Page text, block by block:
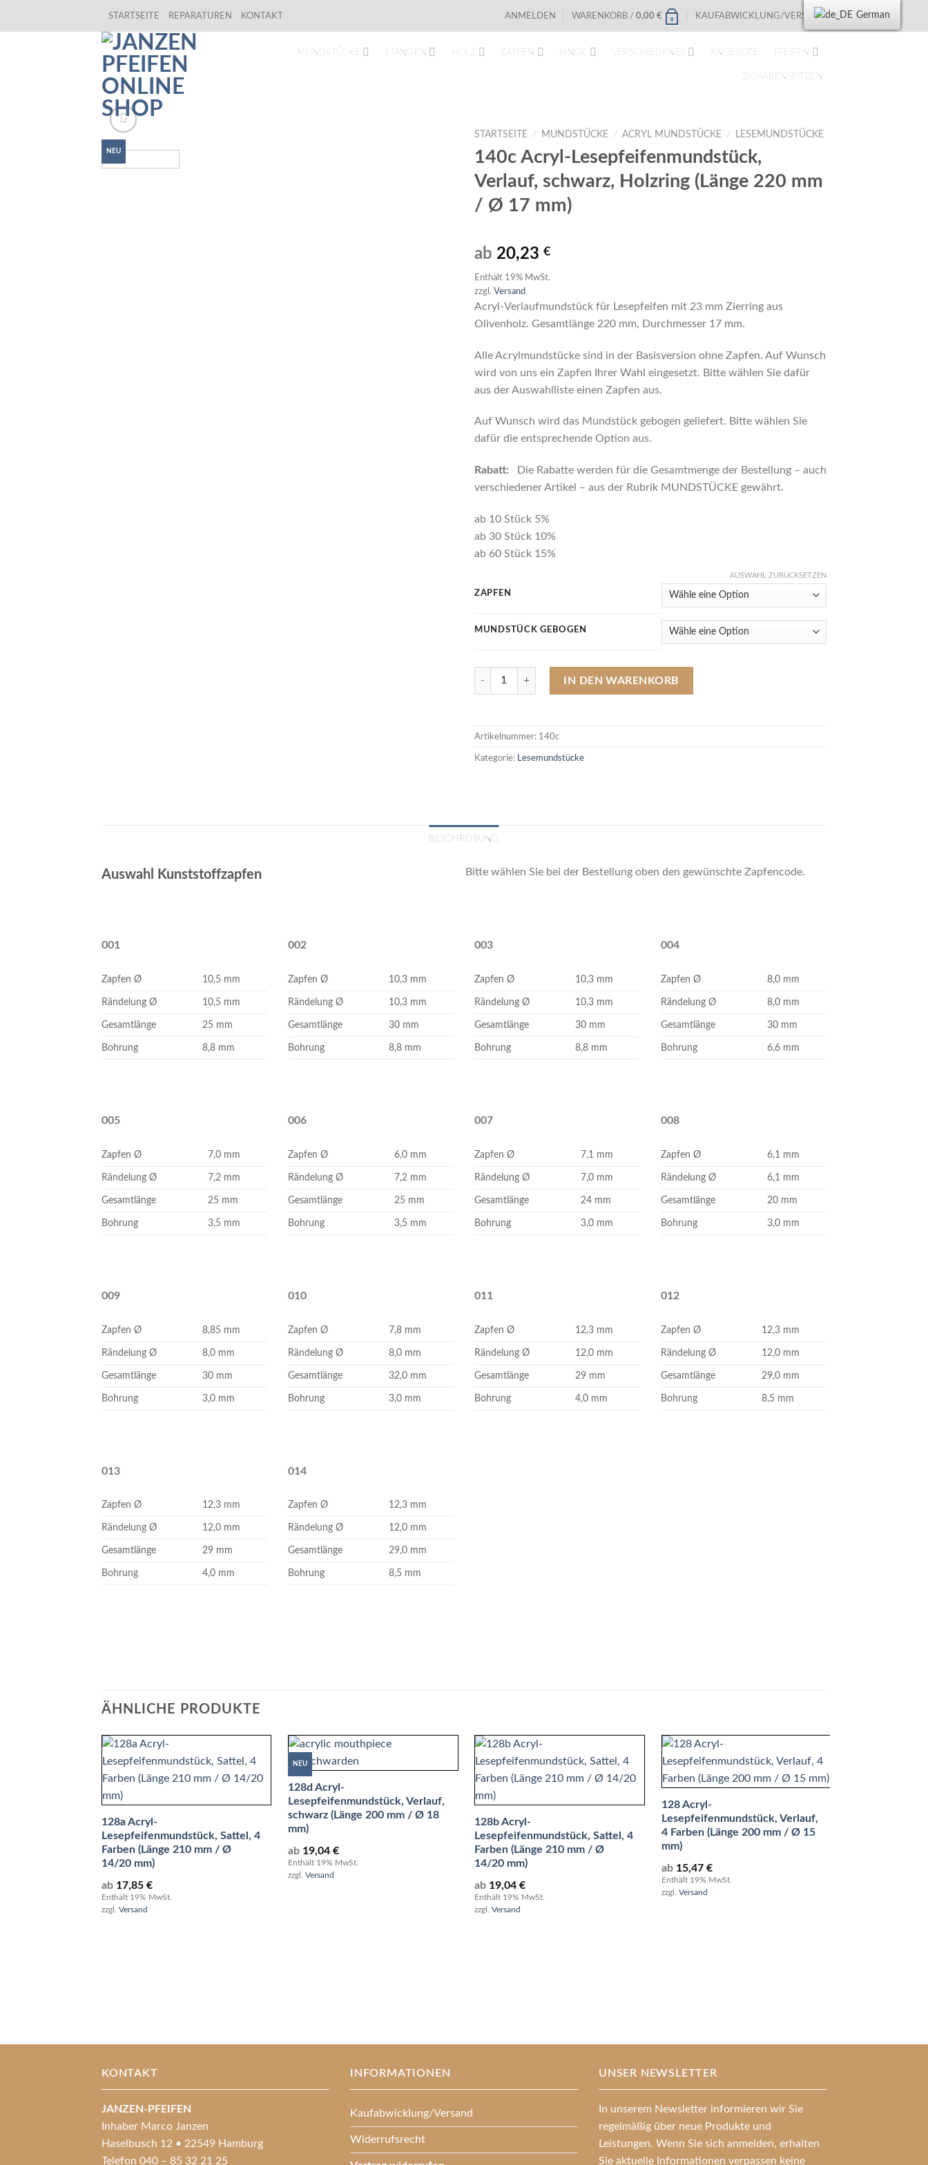
STARTSEITE REPARATUREN KONTAKT ANMELDEN WARENKORB / 0,00 € 0 KAUFABWICKLUNG/VERSAND
MUNDSTÜCKE STANGEN HOLZ ZAPFEN RINGE VERSCHIEDENES ANGEBOTE PFEIFEN
ZIGARRENSPITZEN
NEU
STARTSEITE / MUNDSTÜCKE / ACRYL MUNDSTÜCKE / LESEMUNDSTÜCKE
140c Acryl-Lesepfeifenmundstück,
Verlauf, schwarz, Holzring (Länge 220 mm
/ Ø 17 mm)
ab 20,23 €
Enthält 19% MwSt.
zzgl. Versand
Acryl-Verlaufmundstück für Lesepfeifen mit 23 mm Zierring aus
Olivenholz. Gesamtlänge 220 mm, Durchmesser 17 mm.
Alle Acrylmundstücke sind in der Basisversion ohne Zapfen. Auf Wunsch
wird von uns ein Zapfen Ihrer Wahl eingesetzt. Bitte wählen Sie dafür
aus der Auswahlliste einen Zapfen aus.
Auf Wunsch wird das Mundstück gebogen geliefert. Bitte wählen Sie
dafür die entsprechende Option aus.
Rabatt:
Die Rabatte werden für die Gesamtmenge der Bestellung – auch
verschiedener Artikel – aus der Rubrik MUNDSTÜCKE gewährt.
ab 10 Stück 5%
ab 30 Stück 10%
ab 60 Stück 15%
ZAPFEN
MUNDSTÜCK GEBOGEN
AUSWAHL ZURÜCKSETZEN
140c Acryl-Lesepfeifenmundstück, Verlauf, schwarz, Holzring (Länge 220 mm / Ø 17 mm) Menge
IN DEN WARENKORB
Artikelnummer: 140c
Kategorie: Lesemundstücke
BESCHREIBUNG
Auswahl Kunststoffzapfen Bitte wählen Sie bei der Bestellung oben den gewünschte Zapfencode.
001
Zapfen Ø 10,5 mm
Rändelung Ø 10,5 mm
Gesamtlänge 25 mm
Bohrung 8,8 mm
002
Zapfen Ø 10,3 mm
Rändelung Ø 10,3 mm
Gesamtlänge 30 mm
Bohrung 8,8 mm
003
Zapfen Ø 10,3 mm
Rändelung Ø 10,3 mm
Gesamtlänge 30 mm
Bohrung 8,8 mm
004
Zapfen Ø 8,0 mm
Rändelung Ø 8,0 mm
Gesamtlänge 30 mm
Bohrung 6,6 mm
005
Zapfen Ø 7,0 mm
Rändelung Ø 7,2 mm
Gesamtlänge 25 mm
Bohrung 3,5 mm
006
Zapfen Ø 6,0 mm
Rändelung Ø 7,2 mm
Gesamtlänge 25 mm
Bohrung 3,5 mm
007
Zapfen Ø 7,1 mm
Rändelung Ø 7,0 mm
Gesamtlänge 24 mm
Bohrung 3,0 mm
008
Zapfen Ø 6,1 mm
Rändelung Ø 6,1 mm
Gesamtlänge 20 mm
Bohrung 3,0 mm
009
Zapfen Ø 8,85 mm
Rändelung Ø 8,0 mm
Gesamtlänge 30 mm
Bohrung 3,0 mm
010
Zapfen Ø 7,8 mm
Rändelung Ø 8,0 mm
Gesamtlänge 32,0 mm
Bohrung 3,0 mm
011
Zapfen Ø 12,3 mm
Rändelung Ø 12,0 mm
Gesamtlänge 29 mm
Bohrung 4,0 mm
012
Zapfen Ø 12,3 mm
Rändelung Ø 12,0 mm
Gesamtlänge 29,0 mm
Bohrung 8,5 mm
013
Zapfen Ø 12,3 mm
Rändelung Ø 12,0 mm
Gesamtlänge 29 mm
Bohrung 4,0 mm
014
Zapfen Ø 12,3 mm
Rändelung Ø 12,0 mm
Gesamtlänge 29,0 mm
Bohrung 8,5 mm
ÄHNLICHE PRODUKTE
128a Acryl-
Lesepfeifenmundstück, Sattel, 4
Farben (Länge 210 mm / Ø
14/20 mm)
ab 17,85 €
Enthält 19% MwSt.
zzgl. Versand
NEU
128d Acryl-
Lesepfeifenmundstück, Verlauf,
schwarz (Länge 200 mm / Ø 18
mm)
ab 19,04€
Enthält 19% MwSt.
zzgl.Versand
128b Acryl-
Lesepfeifenmundstück, Sattel, 4
Farben (Länge 210 mm / Ø
14/20 mm)
ab 19,04€
Enthält 19% MwSt.
zzgl.Versand
128 Acryl-
Lesepfeifenmundstück, Verlauf,
4 Farben (Länge 200 mm / Ø 15
mm)
ab 15,47 €
Enthält 19% MwSt.
zzgl. Versand
KONTAKT
JANZEN-PFEIFEN
Inhaber Marco Janzen
Haselbusch 12 • 22549 Hamburg
Telefon 040 – 85 32 21 25
INFORMATIONEN
Kaufabwicklung/Versand
Widerrufsrecht
UNSER NEWSLETTER
In unserem Newsletter informieren wir Sie
regelmäßig über neue Produkte und
Leistungen. Wenn Sie sich anmelden, erhalten
Sie aktuelle Informationen verpassen keine
German